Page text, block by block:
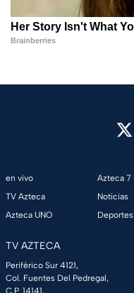
en vivo
TV Azteca
Azteca UNO
Azteca 7
Noticias
Deportes
TV AZTECA
Periférico Sur 4121,
Col. Fuentes Del Pedregal,